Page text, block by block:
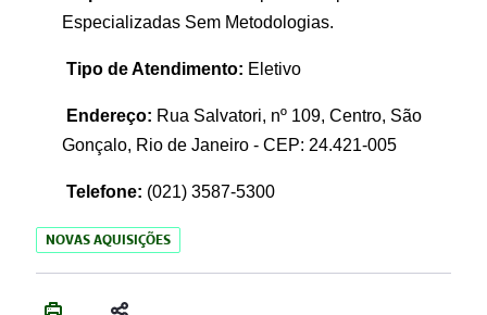
Especializadas Sem Metodologias.
Tipo de Atendimento: Eletivo
Endereço: Rua Salvatori, nº 109, Centro, São
Gonçalo, Rio de Janeiro - CEP: 24.421-005
Telefone: (021) 3587-5300
NOVAS AQUISIÇÕES